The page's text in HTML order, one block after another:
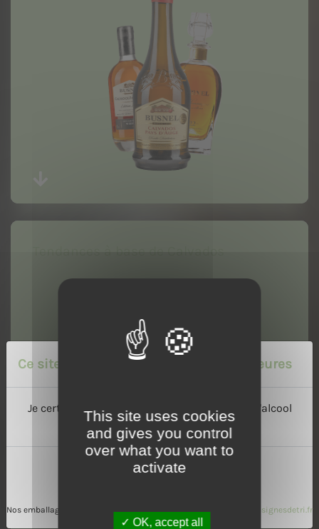
Ce site est réservé aux personnes majeures
Je certifie avoir l'âge légal de consommer de l'alcool
dans mon pays :
Non
Nos emballages peuvent faire l'objet de consignes de tri www.consignesdetri.fr
This site uses cookies
and gives you control
over what you want to
activate
OK, accept all